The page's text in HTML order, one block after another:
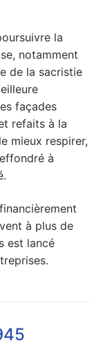
la
notamment
de la sacristie
façades
refaits à la
mieux respirer,
à
à plus de
est lancé